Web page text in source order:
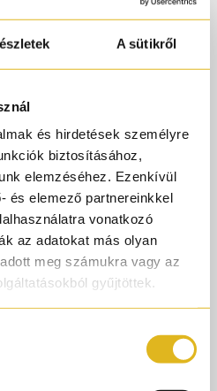
A sütikről
és hirdetések személyre
biztosításához,
elemzéséhez. Ezenkívül
és elemező partnereinkkel
vonatkozó
az adatokat más olyan
meg számukra vagy az
gyűjtöttek.
luxus parfümháztól
egzotikus illat, amely egy
az Ylang-Ylang, a Rózsa és a
táncban fonódnak össze,